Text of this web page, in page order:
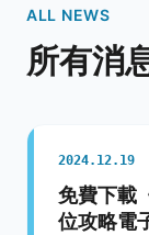
ALL NEWS
所有消
2024.12.19
免費下載
位攻略電